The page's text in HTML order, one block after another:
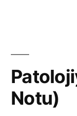
Notu)